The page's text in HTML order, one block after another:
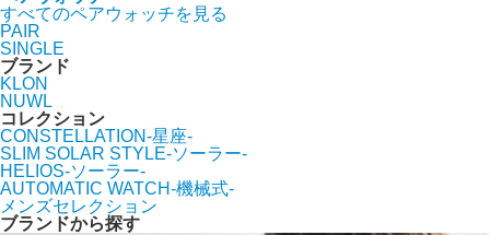
すべてのペアウォッチを見る
PAIR
SINGLE
ブランド
KLON
NUWL
コレクション
CONSTELLATION-星座-
SLIM SOLAR STYLE-ソーラー-
HELIOS-ソーラー-
AUTOMATIC WATCH-機械式-
メンズセレクション
ブランドから探す